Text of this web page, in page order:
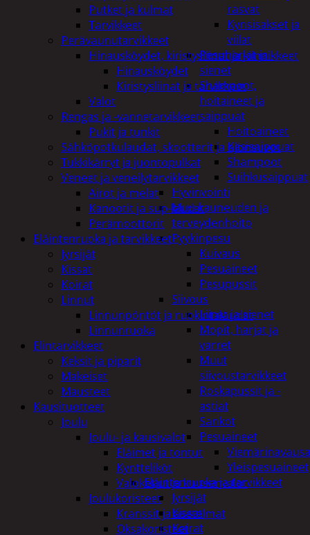
rasvat
Kynsisakset ja
viilat
Pesuharjat ja -
sienet
Shampoot,
hoitaineet ja
saippuat
Hoitoaineet
Käsisaippuat
Shampoot
Suihkusaippuat
Hyvinvointi
Muu kauneuden ja
terveydenhoito
Pyykinpesu
Kuivaus
Pesuaineet
Pesupussit
Siivous
Liinat ja sienet
Mopit, harjat ja
varret
Muut
siivoustarvikkeet
Roskapussit ja -
astiat
Sankot
Pesuaineet
Yleispesuaineet
Eläintenruoka ja tarvikkeet
Jyrsijät
Kissat
Koirat
Putket ja kulmat
Tarvikkeet
Perävaunutarvikkeet
Hinausköydet, kiristysliinat ja kiinnikkeet
Hinausköydet
Kiristysliinat ja tarvikkeet
Valot
Rengas ja -vannetarvikkeet
Pukit ja tunkit
Sähköpotkulaudat, skootterit ja ajoneuvot
Tukkikärryt ja juontopulkat
Veneet ja veneilytarvikkeet
Airot ja melat
Kanootit ja sup-laudat
Perämoottorit
Eläintenruoka ja tarvikkeet
Jyrsijät
Kissat
Koirat
Linnut
Linnunpöntöt ja ruokintalaudat
Linnunruoka
Elintarvikkeet
Keksit ja piparit
Makeiset
Mausteet
Kausituotteet
Joulu
Joulu- ja kausivalot
Eläimet ja tontut
Kyntteliköt
Valoketjut ja kuusenvalot
Joulukoristeet
Kranssit ja asetelmat
Oksakoristeet